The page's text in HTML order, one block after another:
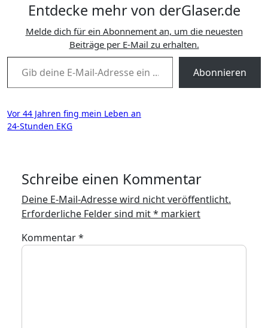
Entdecke mehr von derGlaser.de
Melde dich für ein Abonnement an, um die neuesten
Beiträge per E-Mail zu erhalten.
Gib deine E-Mail-Adresse ein ...
Abonnieren
Beitragsnavigation
Vor 44 Jahren fing mein Leben an
24-Stunden EKG
Schreibe einen Kommentar
Deine E-Mail-Adresse wird nicht veröffentlicht.
Erforderliche Felder sind mit* markiert
Kommentar*